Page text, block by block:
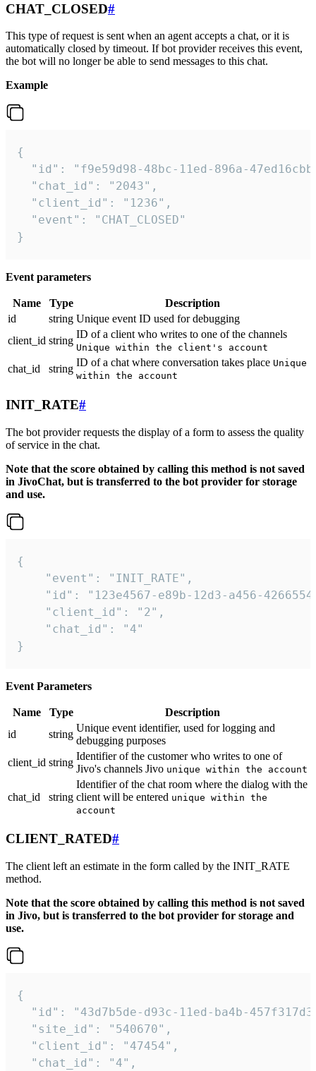
CHAT_CLOSED#
This type of request is sent when an agent accepts a chat, or it is
automatically closed by timeout. If bot provider receives this event,
the bot will no longer be able to send messages to this chat.
Example
{
"id": "f9e59d98-48bc-11ed-896a-
  "chat_id": "2043",
  "client_id": "1236",
  "event": "CHAT_CLOSED"
}
Event parameters
Name Type
Description
id
string Unique event ID used for debugging
client_id string
ID of a client who writes to one of the channels
Unique within the client's account
chat_id string
ID of a chat where conversation takes place Unique
within the account
INIT_RATE#
The bot provider requests the display of a form to assess the quality
of service in the chat.
Note that the score obtained by calling this method is not saved
in JivoChat, but is transferred to the bot provider for storage
and use.
{
    "event": "INIT_RATE",
"id": "123e4567-e89b-12d3-a456-
    "client_id": "2",
    "chat_id": "4"
}
Event Parameters
Name Type
Description
id
string
Unique event identifier, used for logging and
debugging purposes
client_id string
Identifier of the customer who writes to one of
Jivo's channels Jivo unique within the account
chat_id string
Identifier of the chat room where the dialog with the
client will be entered unique within the
account
CLIENT_RATED#
The client left an estimate in the form called by the INIT_RATE
method.
Note that the score obtained by calling this method is not saved
in Jivo, but is transferred to the bot provider for storage and
use.
{
"id": "43d7b5de-d93c-11ed-ba4b-
  "site_id": "540670",
  "client_id": "47454",
  "chat_id": "4",